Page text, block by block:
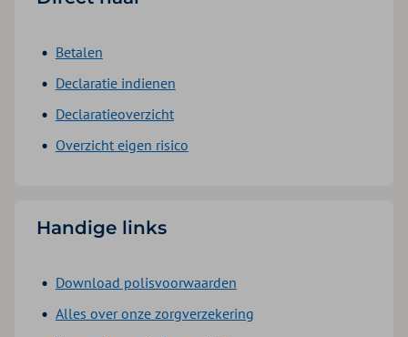
Betalen
Declaratie indienen
Declaratieoverzicht
Overzicht eigen risico
Handige links
Download polisvoorwaarden
Alles over onze zorgverzekering